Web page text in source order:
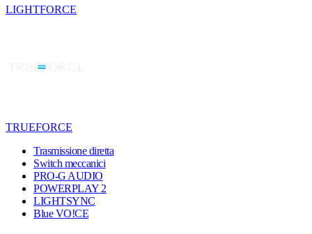
LIGHTFORCE
TRUEFORCE
Trasmissione diretta
Switch meccanici
PRO-G AUDIO
POWERPLAY 2
LIGHTSYNC
Blue VO!CE